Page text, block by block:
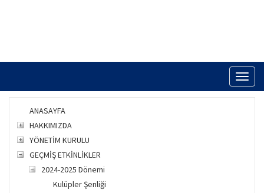
ANASAYFA
HAKKIMIZDA
YÖNETİM KURULU
GEÇMİŞ ETKİNLİKLER
2024-2025 Dönemi
Kulüpler Şenliği